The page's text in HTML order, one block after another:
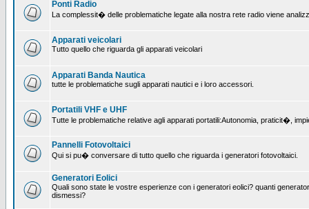
Ponti Radio
La complessit� delle problematiche legate alla nostra rete radio viene
Apparati veicolari
Tutto quello che riguarda gli apparati veicolari
Apparati Banda Nautica
tutte le problematiche sugli apparati nautici e i loro accessori.
Portatili VHF e UHF
Tutte le problematiche relative agli apparati portatili:Autonomia, praticit�,
Pannelli Fotovoltaici
Qui si pu� conversare di tutto quello che riguarda i generatori fotovoltaici.
Generatori Eolici
Quali sono state le vostre esperienze con i generatori eolici? quanti
dismessi?